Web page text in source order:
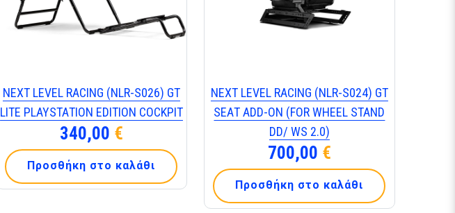
ΝΕΧΤ LΕVΕL RΑCΙΝG (ΝLR-S026) GΤ
LΙΤΕ ΡLΑΥSΤΑΤΙΟΝ ΕDΙΤΙΟΝ CΟCΚΡΙΤ
340,00 €
Προσθήκη στο καλάθι
ΝΕΧΤ LΕVΕL RΑCΙΝG (ΝLR-S024) GΤ
SΕΑΤ ΑDD-ΟΝ (FΟR WΗΕΕL SΤΑΝD
DD/ WS 2.0)
700,00 €
Προσθήκη στο καλάθι